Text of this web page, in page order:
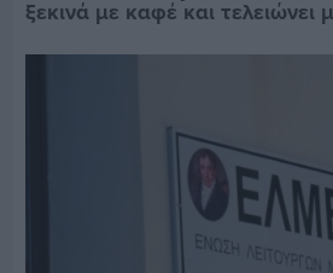
ξεκινά με καφέ και τελειώνει